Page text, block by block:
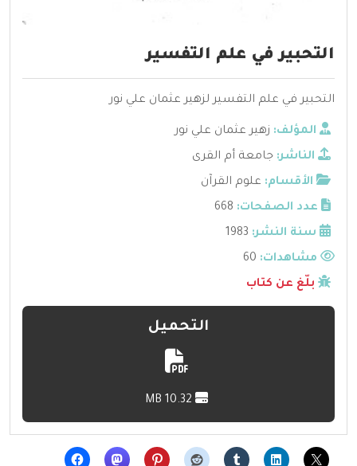
التحبير في علم التفسير
التحبير في علم التفسير لزهير عثمان علي نور
المؤلف: زهير عثمان علي نور
الناشر: جامعة أم القرى
الأقسام: علوم القرآن
عدد الصفحات: 668
سنة النشر: 1983
مشاهدات:
بلّغ عن كتاب
التحميل